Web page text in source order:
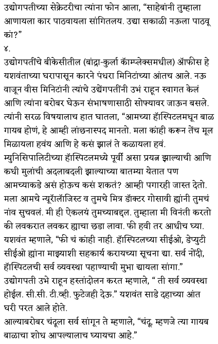
उद्योगपतीच्या सेक्रेटरीचा त्यांना फोन आला, “साहेबांनी तुम्हाला
आणायला कार पाठवायला सांगितलय. उद्या सकाळी नऊला पाठवू
कां?”
४.
उद्योगपतींचे बीकेसीतील (बांद्रा-कुर्ला कॅाम्प्लेक्समधील) ॲाफीस हे
यशवंताच्या घरापासून कारने पंधरा मिनिटांच्या आंतच आले. नऊ
वाजून वीस मिनिटांनी त्यांचे उद्येंगपतींनी उभं राहून स्वागत केलं
आणि त्यांना बरोबर घेऊन संभाषणासाठी सोफ्यावर जाऊन बसले.
त्यांनी सरळ विषयालाच हात घातला, “आमच्या हॅास्पिटलमधून बाळ
गायब होणं, हे आम्ही लांछनास्पद मानतो. मला कांही करून तेंच मूल
मिळायला हवंय आणि हे कसं झालं ते कळायला हवं.
म्युनिसिपालिटीच्या हॅास्पिटलमध्ये पूर्वी असा प्रयत्न झाल्याची आणि
कधी मुलांची अदलाबदली झाल्याच्या बातम्या येतात पण
आमच्याकडे असं होऊच कसं शकतं? आम्ही पगारही जास्त देतो.
मला आमचे न्यूरॅालॅाजिस्ट व तुमचे मित्र डॅाक्टर गोसावी ह्यांनी तुमचं
नांव सुचवलं. मी ही ऐकलयं तुमच्याबद्दल. तुम्हाला मी विनंती करतो
की लवकरात लवकर ह्याचा छडा लावा. फी हवी तर आधीच घ्या.
यशवंत म्हणाले, “फी चं कांही नाही. हॅास्पिटलच्या सीईओ, डेप्युटी
सीईओ ह्यांना माझ्याशी सहकार्य करायच्या सूचना द्या. सर्व नोंदी,
हॅास्पिटलची सर्व व्यवस्था पहाण्याची मुभा द्यायला सांगा.”
उद्योगपती उभे राहून हस्तांदोलन करत म्हणाले, “ ती सर्व व्यवस्था
होईल. सी.सी. टी.व्ही. फुटेजही देऊ.” यशवंत साडे दहाच्या आंत
घरी परत आले होते.
आल्याबरोबर चंदूला सर्व सांगून ते म्हणाले, “चंदू, म्हणजे त्या गायब
बाळाचा शोध आपल्यालाच घ्यायचा आहे.”